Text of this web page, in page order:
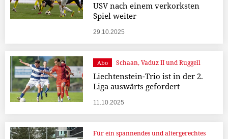
USV nach einem verkorksten
Spiel weiter
29.10.2025
Abo Schaan, Vaduz II und Ruggell
Liechtenstein-Trio ist in der 2.
Liga auswärts gefordert
11.10.2025
Für ein spannendes und altergerechtes